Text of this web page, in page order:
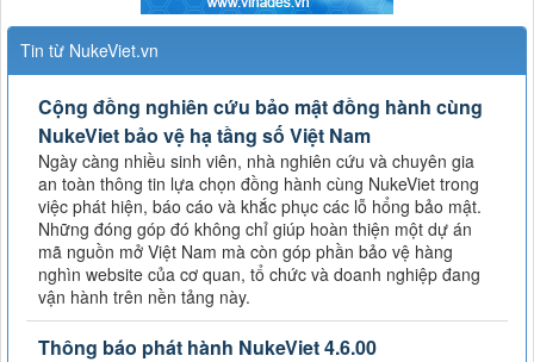
Tin từ NukeViet.vn
Cộng đồng nghiên cứu bảo mật đồng hành cùng
NukeViet bảo vệ hạ tầng số Việt Nam
Ngày càng nhiều sinh viên, nhà nghiên cứu và chuyên gia
an toàn thông tin lựa chọn đồng hành cùng NukeViet trong
việc phát hiện, báo cáo và khắc phục các lỗ hổng bảo mật.
Những đóng góp đó không chỉ giúp hoàn thiện một dự án
mã nguồn mở Việt Nam mà còn góp phần bảo vệ hàng
nghìn website của cơ quan, tổ chức và doanh nghiệp đang
vận hành trên nền tảng này.
Thông báo phát hành NukeViet 4.6.00